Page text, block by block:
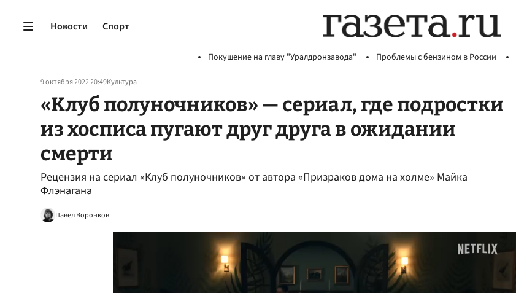
Новости Спорт
Покушение на главу "Уралдронзавода" Проблемы с бензином в России
9 октября 2022 20:49Культура
«Клуб полуночников» — сериал, где подростки
из хосписа пугают друг друга в ожидании
смерти
Рецензия на сериал «Клуб полуночников» от автора «Призраков дома на холме» Майка
Флэнагана
Павел Воронков